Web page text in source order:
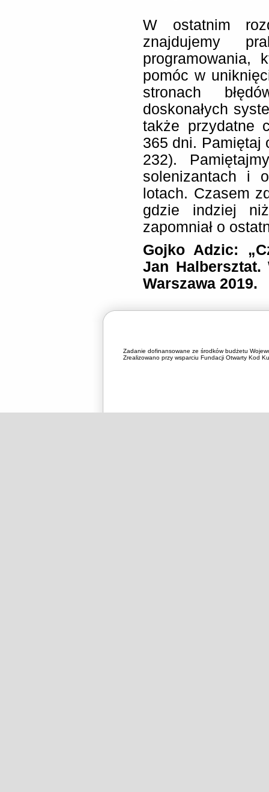
W ostatnim
znajdujemy
programowania,
pomóc w
stronach
doskonałych
także przydatne
365 dni. Pamiętaj
232).
solenizantach i
lotach. Czasem
gdzie indziej
zapomniał o
Gojko Adzic:
Jan Halbersztat.
Warszawa 2019.
Zadanie dofinansowane ze środków budżetu
Zrealizowano przy wsparciu Fundacji Otwarty Kod